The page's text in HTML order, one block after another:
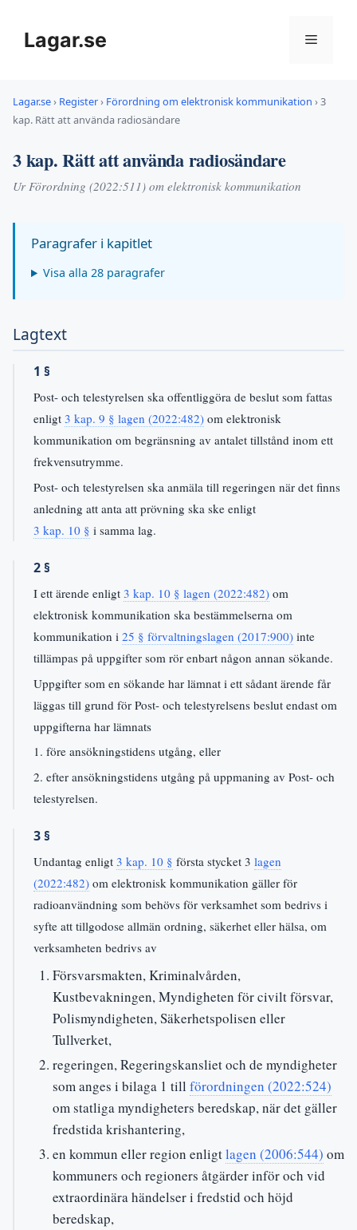
innehållLagar.se Meny
Lagar.se› Register› Förordning om elektronisk kommunikation ›3
kap. Rätt att använda radiosändare
3 kap. Rätt att använda radiosändare
Ur Förordning (2022:511) om elektronisk kommunikation
Paragrafer i kapitlet
Visa alla 28 paragrafer
Lagtext
1 §
Post- och telestyrelsen ska offentliggöra de beslut som fattas
enligt 3 kap. 9 § lagen (2022:482) om elektronisk
kommunikation om begränsning av antalet tillstånd inom ett
frekvensutrymme.
Post- och telestyrelsen ska anmäla till regeringen när det finns
anledning att anta att prövning ska ske enligt
3 kap. 10 § i samma lag.
2 §
I ett ärende enligt 3 kap. 10 § lagen (2022:482) om
elektronisk kommunikation ska bestämmelserna om
kommunikation i 25 § förvaltningslagen (2017:900) inte
tillämpas på uppgifter som rör enbart någon annan sökande.
Uppgifter som en sökande har lämnat i ett sådant ärende får
läggas till grund för Post- och telestyrelsens beslut endast om
uppgifterna har lämnats
1. före ansökningstidens utgång, eller
2. efter ansökningstidens utgång på uppmaning av Post- och
telestyrelsen.
3 §
Undantag enligt 3 kap. 10 § första stycket 3 lagen
(2022:482) om elektronisk kommunikation gäller för
radioanvändning som behövs för verksamhet som bedrivs i
syfte att tillgodose allmän ordning, säkerhet eller hälsa, om
verksamheten bedrivs av
Försvarsmakten, Kriminalvården,
Kustbevakningen, Myndigheten för civilt försvar,
Polismyndigheten, Säkerhetspolisen eller
Tullverket,
regeringen, Regeringskansliet och de myndigheter
som anges i bilaga 1 till förordningen (2022:524)
om statliga myndigheters beredskap, när det gäller
fredstida krishantering,
en kommun eller region enligtlagen (2006:544) om
kommuners och regioners åtgärder inför och vid
extraordinära händelser i fredstid och höjd
beredskap,